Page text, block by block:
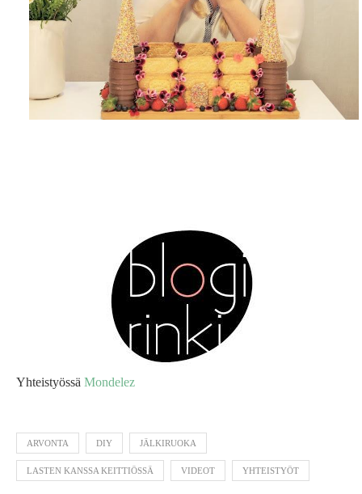
Yhteistyössä Mondelez
ARVONTA DIY JÄLKIRUOKA
LASTEN KANSSA KEITTIÖSSÄ VIDEOT YHTEISTYÖT